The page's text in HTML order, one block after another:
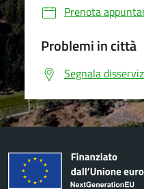
Prenota
Problemi in città
Segnala